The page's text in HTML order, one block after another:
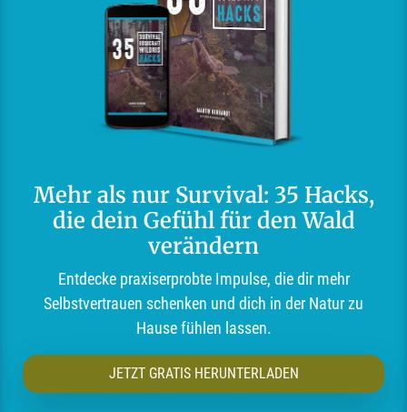
Mehr als nur Survival: 35 Hacks,
die dein Gefühl für den Wald
verändern
Entdecke praxiserprobte Impulse, die dir mehr
Selbstvertrauen schenken und dich in der Natur zu
Hause fühlen lassen.
JETZT GRATIS HERUNTERLADEN